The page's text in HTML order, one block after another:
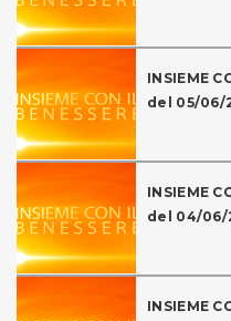
INSIEME
del 05/06/
INSIEME
del 04/06/
INSIEME